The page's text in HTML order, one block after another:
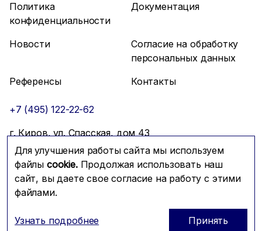
Для улучшения работы сайта мы используем
файлы cookie.Продолжая использовать наш
сайт, вы даете свое согласие на работу с этими
файлами.
Узнать подробнее Принять
Политика
конфиденциальности
Документация
Новости
Согласие на обработку
персональных данных
Референсы
Контакты
+7 (495) 122-22-62
г. Киров, ул. Спасская, дом 43
info@mfmc.ru
Связаться с нами
© 2026 Компания МФМК
Prominado